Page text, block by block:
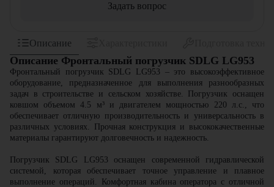
Задать вопрос
Описание
Описание Фронтальный погрузчик SDLG LG953
Фронтальный погрузчик SDLG LG953 – это высокоэффективное
оборудование, предназначенное для выполнения разнообразных
задач в строительстве и сельском хозяйстве. Погрузчик оснащен
ковшом объемом 4.5 м³ и двигателем мощностью 220 л.с., что
обеспечивает отличную производительность и универсальность в
различных условиях. Прочная конструкция и высококачественные
материалы гарантируют долговечность и надежность.
Погрузчик SDLG LG953 оснащен современной гидравлической
системой, которая обеспечивает точное управление и плавное
выполнение операций. Комфортная кабина оператора с отличной